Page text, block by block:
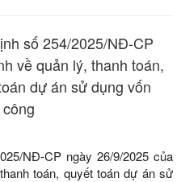
số 254/2025/NĐ-CP
về quản lý, thanh toán,
dự án sử dụng vốn
NĐ-CP ngày 26/9/2025 của
toán, quyết toán dự án sử